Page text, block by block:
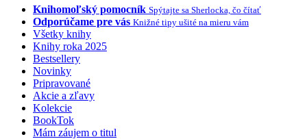
Knihomoľský pomocník Spýtajte sa Sherlocka, čo čítať
Odporúčame pre vás Knižné tipy ušité na mieru vám
Všetky knihy
Knihy roka 2025
Bestsellery
Novinky
Pripravované
Akcie a zľavy
Kolekcie
BookTok
Mám záujem o titul